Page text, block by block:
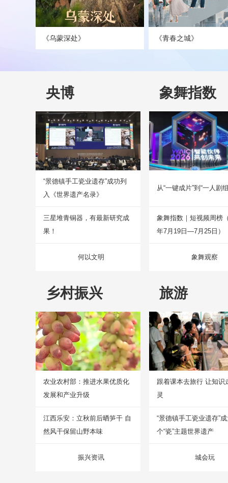
《乌蒙深处》 《青春之城》
央博
“景德镇手工瓷业遗存”成功列
入《世界遗产名录》
三星堆青铜器，有最新研究成
果！
何以文明
象舞指数
从“一键成片”到“一人剧
象舞指数｜短视频周榜
年7月19日—7月25日）
象舞观察
乡村振兴
农业农村部：推进水果优质化
发展和产业升级
江西乐安：立秋前后晒笋干 自
然风干保留山野本味
振兴资讯
旅游
跟着课本去旅行 让知识
灵
“景德镇手工瓷业遗存”
个“瓷”主题世界遗产
城会玩